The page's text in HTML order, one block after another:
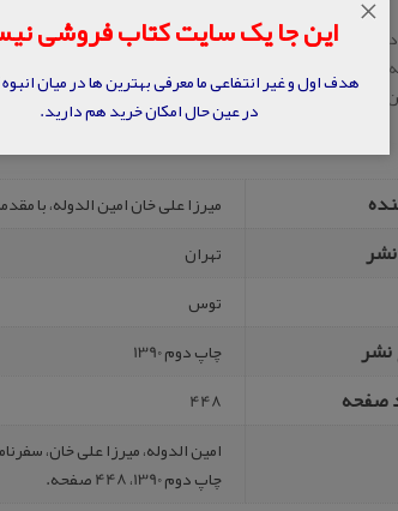
خود” لشت نشای گیلان” رفت و از آنجا به عللی که کم
شاه به زیارت مکه شتافت.
میرزا علی خان امین الدوله، با
تهران
توس‌
نشر چاپ دوم 1390
صفحه 448
امین الدوله، میرزا علی خان،
چاپ دوم 1390، 448 صفحه.
این جا یک سایت کتاب فروشی
هدف اول و غیر انتفاعی ما معرفی بهترین ها در میان
در عین حال امکان خرید هم دارید.
×